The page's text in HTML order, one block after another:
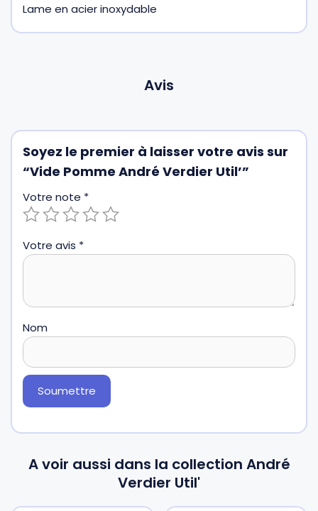
Lame en acier inoxydable
Avis
Soyez le premier à laisser votre avis sur
“Vide Pomme André Verdier Util’”
Votre note *
Votre avis *
Nom
A voir aussi dans la collection André
Verdier Util'